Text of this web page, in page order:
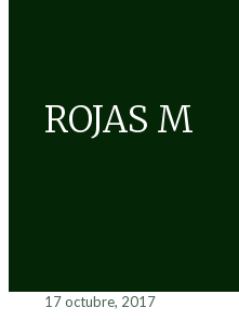
ROJAS M
17 octubre, 2017